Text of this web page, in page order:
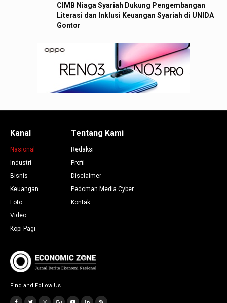
CIMB Niaga Syariah Dukung Pengembangan
Literasi dan Inklusi Keuangan Syariah di UNIDA
Gontor
Kanal
Nasional
Industri
Bisnis
Keuangan
Foto
Video
Kopi Pagi
Tentang Kami
Redaksi
Profil
Disclaimer
Pedoman Media Cyber
Kontak
Find and Follow Us